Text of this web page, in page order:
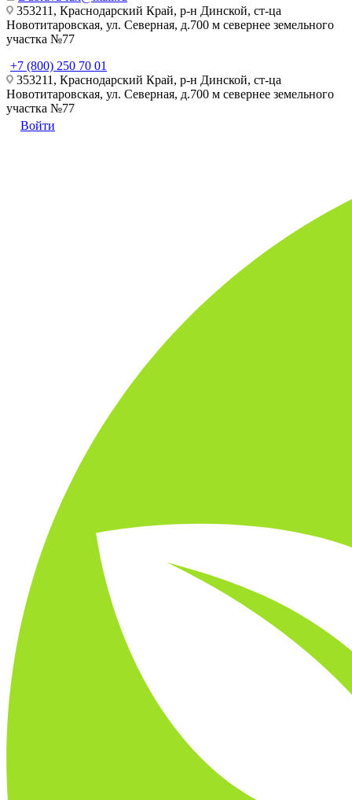
353211, Краснодарский Край, р-н Динской, ст-ца
Новотитаровская, ул. Северная, д.700 м севернее земельного
участка №77
+7 (800) 250 70 01
353211, Краснодарский Край, р-н Динской, ст-ца
Новотитаровская, ул. Северная, д.700 м севернее земельного
участка №77
Войти